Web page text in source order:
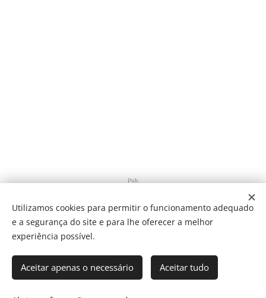
Pub.
Share
Utilizamos cookies para permitir o funcionamento adequado
e a segurança do site e para lhe oferecer a melhor
experiência possível.
Aceitar apenas o necessário Aceitar tudo